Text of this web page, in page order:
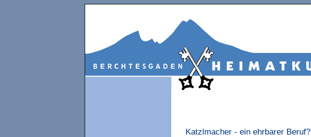
Katzlmacher - ein ehrbarer Beruf?